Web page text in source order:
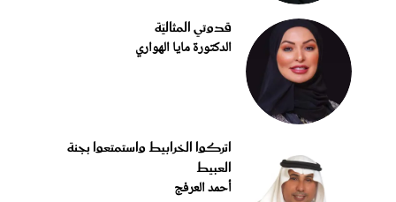
قدوتي المثاليّة
الدكتورة مايا الهواري
اتركوا الخرابيط واستمتعوا بجنة
العبيط
أحمد العرفج